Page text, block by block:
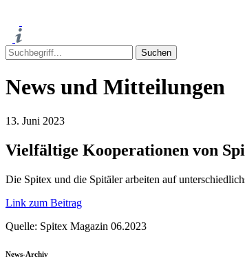
News und Mitteilungen
13. Juni 2023
Vielfältige Kooperationen von
Die Spitex und die Spitäler arbeiten auf
Link zum Beitrag
Quelle: Spitex Magazin 06.2023
News-Archiv